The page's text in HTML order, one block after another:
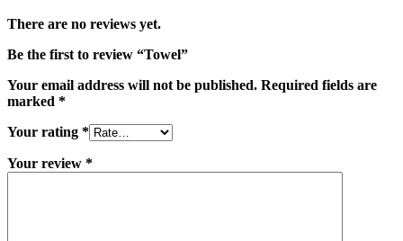
There are no reviews yet.
Be the first to review “Towel”
Your email address will not be published. Required fields are
marked *
Your rating *
Your review *